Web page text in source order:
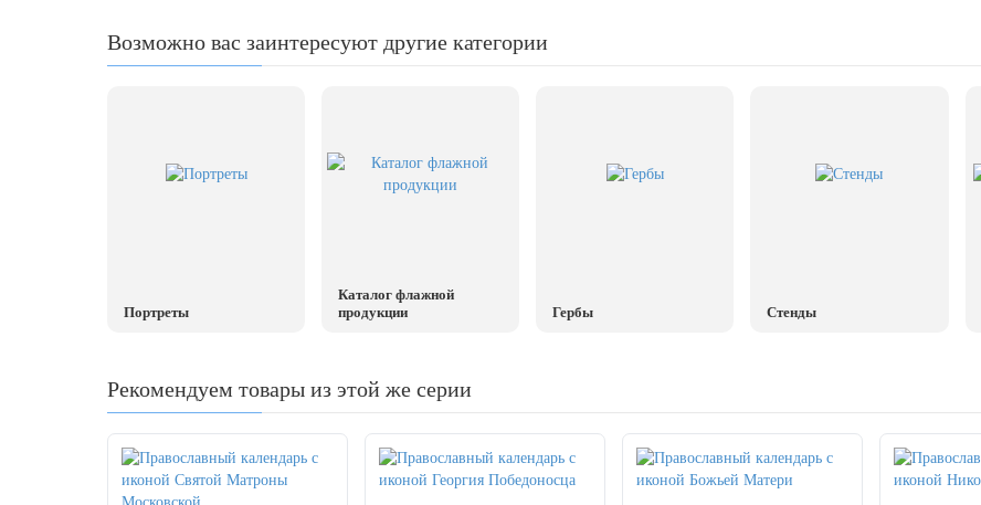
22 января, День дедушки
15 февраля, День памяти о
день
1 апреля, День смеха
Апрель, Месячник по благоустройству
Возможно вас заинтересуют другие категории
Портреты
Каталог флажной
продукции
Гербы Стенды
Рекомендуем товары из этой же серии